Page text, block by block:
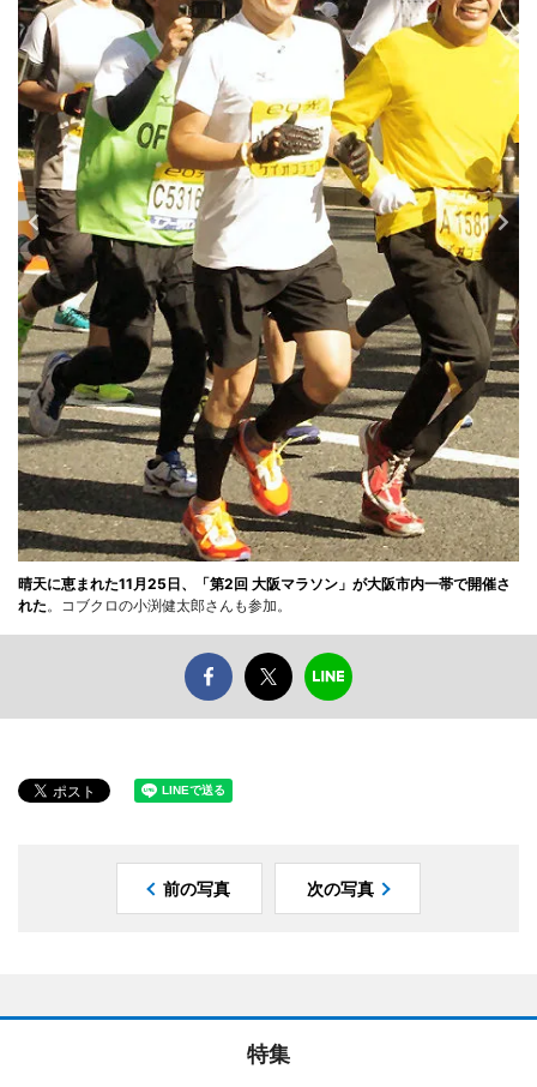
晴天に恵まれた11月25日、「第2回 大阪マラソン」が大阪市内一帯で開催さ
れた。コブクロの小渕健太郎さんも参加。
前の写真 次の写真
特集